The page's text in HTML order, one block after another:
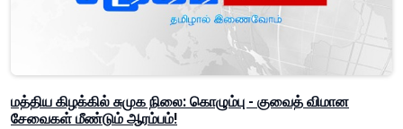
மத்திய கிழக்கில் சுமுக நிலை: கொழும்பு - குவைத் விமான
சேவைகள் மீண்டும் ஆரம்பம்!